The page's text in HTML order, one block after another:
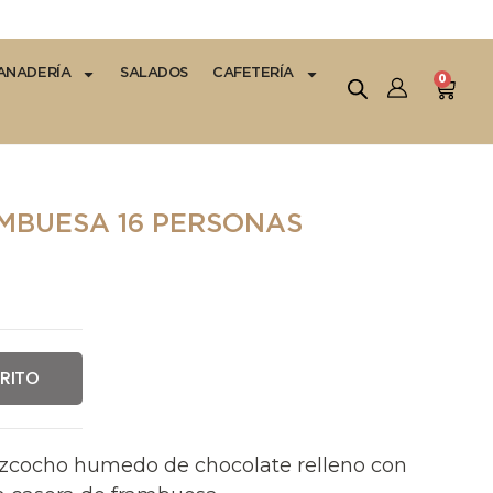
SALADOS CAFETERÍA 0
16 PERSONAS
humedo de chocolate relleno con